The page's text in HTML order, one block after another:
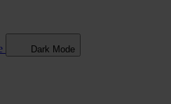
Dark Mode